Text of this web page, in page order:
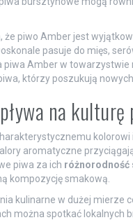
że piwo Amber jest
pasuje do mięs,
Amber w
którzy poszukują
na
aromatyczne
piwa za ich różnorodność
kompozycję smakową.
kulinarne w dużej mierze
można spotkać lokalnych